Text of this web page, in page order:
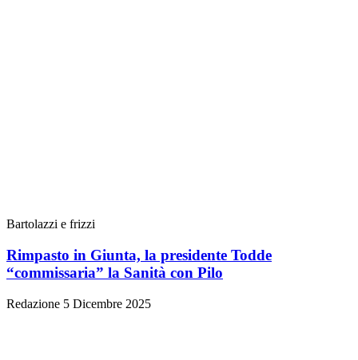
Bartolazzi e frizzi
Rimpasto in Giunta, la presidente Todde
“commissaria” la Sanità con Pilo
Redazione 5 Dicembre 2025